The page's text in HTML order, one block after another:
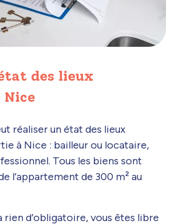
des lieux
réaliser un état des lieux
à Nice : bailleur ou locataire,
Tous les biens sont
l’appartement de 300 m² au
rien d’obligatoire, vous êtes libre